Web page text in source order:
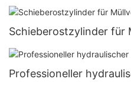
Schieberostzylinder für
Professioneller